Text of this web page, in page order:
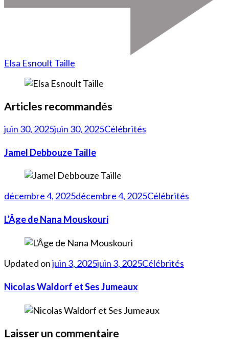
Elsa Esnoult Taille
Articles recommandés
juin 30, 2025juin 30, 2025Célébrités
Jamel Debbouze Taille
décembre 4, 2025décembre 4, 2025Célébrités
L’Âge de Nana Mouskouri
Updated onjuin 3, 2025juin 3, 2025Célébrités
Nicolas Waldorf et Ses Jumeaux
Laisser un commentaire